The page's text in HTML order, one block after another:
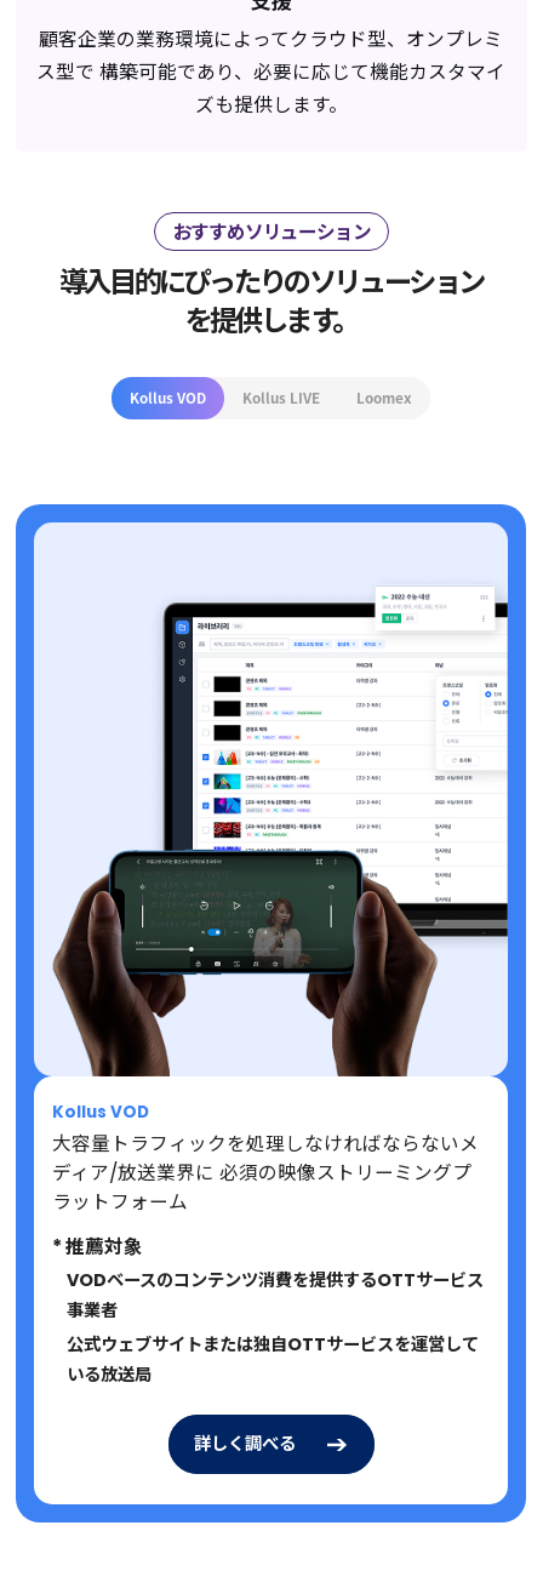
顧客企業の業務環境によってクラウド型、オンプレミ
ス型で 構築可能であり、必要に応じて機能カスタマイ
ズも提供します。
おすすめソリューション
導入目的にぴったりのソリューション
を提供します。
Kollus VOD Kollus LIVE Loomex
Kollus VOD
大容量トラフィックを処理しなければならないメ
ディア/放送業界に 必須の映像ストリーミングプ
ラットフォーム
* 推薦対象
VODベースのコンテンツ消費を提供するOTTサービス
事業者
公式ウェブサイトまたは独自OTTサービスを運営して
いる放送局
詳しく調べる
詳しく調べる
詳しく調べる